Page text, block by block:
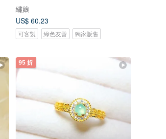
繡娘
US$ 60.23
可客製 綠色友善 獨家販售
95 折